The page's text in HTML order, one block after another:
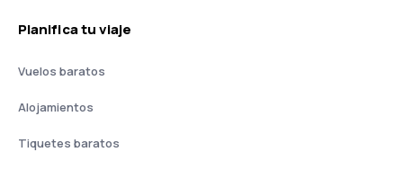
Planifica tu viaje
Vuelos baratos
Alojamientos
Tiquetes baratos